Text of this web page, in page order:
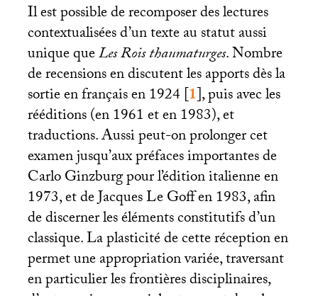
Il est possible de recomposer des lectures
contextualisées d’un texte au statut aussi
unique queLes Rois thaumaturges. Nombre
de recensions en discutent les apports dès la
sortie en français en 1924[1], puis avec les
rééditions (en 1961 et en 1983), et
traductions. Aussi peut-on prolonger cet
examen jusqu’aux préfaces importantes de
Carlo Ginzburg pour l’édition italienne en
1973, et de Jacques Le Goff en 1983, afin
de discerner les éléments constitutifs d’un
classique. La plasticité de cette réception en
permet une appropriation variée, traversant
en particulier les frontières disciplinaires,